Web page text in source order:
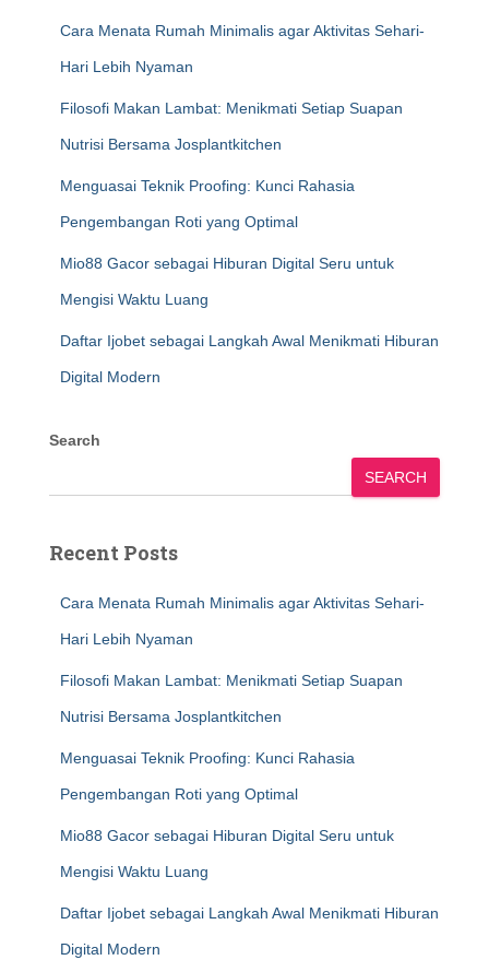
Cara Menata Rumah Minimalis agar Aktivitas Sehari-
Hari Lebih Nyaman
Filosofi Makan Lambat: Menikmati Setiap Suapan
Nutrisi Bersama Josplantkitchen
Menguasai Teknik Proofing: Kunci Rahasia
Pengembangan Roti yang Optimal
Mio88 Gacor sebagai Hiburan Digital Seru untuk
Mengisi Waktu Luang
Daftar Ijobet sebagai Langkah Awal Menikmati Hiburan
Digital Modern
Search
SEARCH
Recent Posts
Cara Menata Rumah Minimalis agar Aktivitas Sehari-
Hari Lebih Nyaman
Filosofi Makan Lambat: Menikmati Setiap Suapan
Nutrisi Bersama Josplantkitchen
Menguasai Teknik Proofing: Kunci Rahasia
Pengembangan Roti yang Optimal
Mio88 Gacor sebagai Hiburan Digital Seru untuk
Mengisi Waktu Luang
Daftar Ijobet sebagai Langkah Awal Menikmati Hiburan
Digital Modern